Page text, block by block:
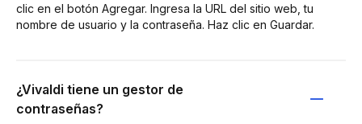
clic en el botón Agregar. Ingresa la URL del sitio web, tu
nombre de usuario y la contraseña. Haz clic en Guardar.
¿Vivaldi tiene un gestor de
contraseñas?